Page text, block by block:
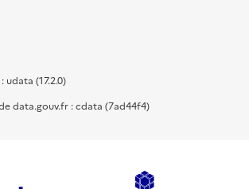
(17.2.0)
data.gouv.fr : cdata (7ad44f4)